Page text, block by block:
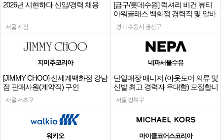
2026년 시현하다 신입/경력 채용
서울 지점
[급구/롯데수원] 럭셔리 비건 뷰티
아워글래스 백화점 경력직 및 알바
채용
경기 수원시 권선구
지미추코리아
[JIMMY CHOO] 신세계백화점 강남
점 판매사원(계약직) 구인
서울 서초구
네파서울수유
단일매장 매니저 (아웃도어 의류 및
신발 최고 경력자 우대함) 모집합니
다.
서울 강북구
워키오 마이클코어스코리아